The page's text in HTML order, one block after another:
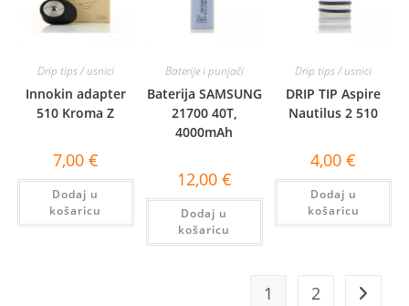
Drip tips / usnici
Innokin adapter
510 Kroma Z
7,00 €
Dodaj u
košaricu
Baterije i punjači
Baterija SAMSUNG
21700 40T,
4000mAh
12,00 €
Dodaj u
košaricu
Drip tips / usnici
DRIP TIP Aspire
Nautilus 2 510
4,00€
Dodaj u
košaricu
1 2